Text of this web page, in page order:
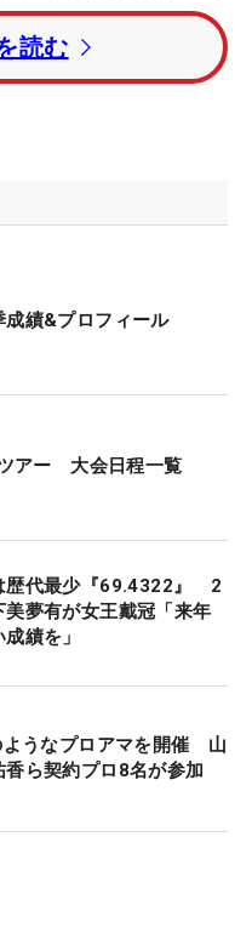
「全米女子オープ
選手権」、全英の3
の21位タイだった。
場を見送った「シェ
なら出たい」と今季
た。そこに向けて、
てている。4カ月後
、「あっという間な
は貴重ですね」と話
冬は、これまでより
そうだ。
に「アプローチ練習
米ツアーを主戦場に
ジャー獲り”を狙って
がより必要になると
）行っても、1週間
いう（メジャーの）
ない。勝てるような
、コースが難しいか
いと思う」と、強い
話す。
読む
績&プロフィール
アー 大会日程一覧
歴代最少『69.4322』 2
夢有が女王戴冠「来年
績を」
ようなプロアマを開催 山
ら契約プロ8名が参加